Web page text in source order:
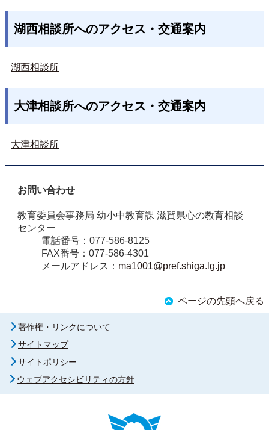
湖西相談所へのアクセス・交通案内
湖西相談所
大津相談所へのアクセス・交通案内
大津相談所
お問い合わせ
教育委員会事務局 幼小中教育課 滋賀県心の教育相談
センター
電話番号：077-586-8125
FAX番号：077-586-4301
メールアドレス： ma1001@pref.shiga.lg.jp
ページの先頭へ戻る
著作権・リンクについて
サイトマップ
サイトポリシー
ウェブアクセシビリティの方針